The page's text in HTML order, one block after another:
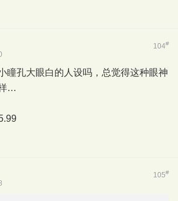
104#
瞳孔大眼白的人设吗，总觉得这种眼神
…
105#